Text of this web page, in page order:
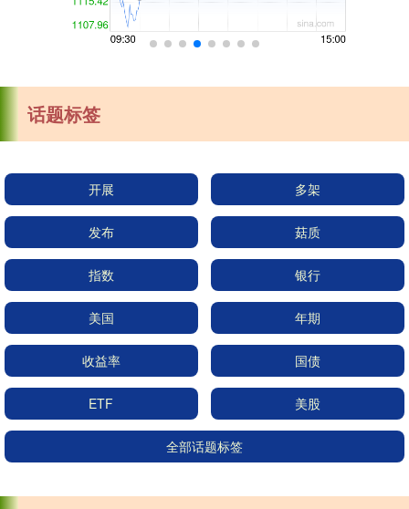
话题标签
开展 多架
发布 菇质
指数 银行
美国 年期
收益率 国债
ETF 美股
全部话题标签